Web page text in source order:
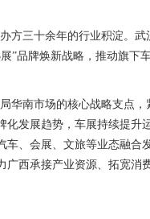
方三十余年的行业积淀。
”品牌焕新战略，推动旗下
华南市场的核心战略支点
化发展趋势，车展持续提升
车、会展、文旅等业态融合
广西承接产业资源、拓宽消